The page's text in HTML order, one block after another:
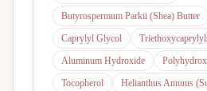
Butyrospermum Parkii (Shea) Butter
Caprylyl Glycol
Aluminum Hydroxide
Tocopherol
Helianthus Annuus